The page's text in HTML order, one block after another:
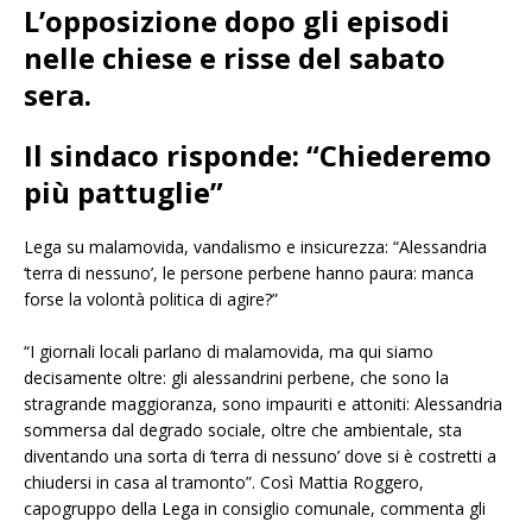
L’opposizione dopo gli episodi
nelle chiese e risse del sabato
sera.
Il sindaco risponde: “Chiederemo
più pattuglie”
Lega su malamovida, vandalismo e insicurezza: “Alessandria
‘terra di nessuno’, le persone perbene hanno paura: manca
forse la volontà politica di agire?”
“I giornali locali parlano di malamovida, ma qui siamo
decisamente oltre: gli alessandrini perbene, che sono la
stragrande maggioranza, sono impauriti e attoniti: Alessandria
sommersa dal degrado sociale, oltre che ambientale, sta
diventando una sorta di ‘terra di nessuno’ dove si è costretti a
chiudersi in casa al tramonto”. Così Mattia Roggero,
capogruppo della Lega in consiglio comunale, commenta gli